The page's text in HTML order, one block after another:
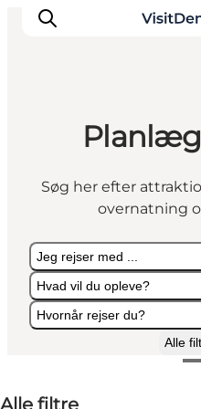
Inspiration
Destinationer
Oplevelser
Planlæg ferien
Søg her efter
overnatning
Jeg rejser med ...
Hvad vil du opleve?
Hvornår rejser du?
Alle
Jeg rejser med ...
Hvad vil du opleve?
Hvornår rejser du?
Alle filtre